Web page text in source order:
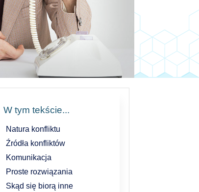
W tym tekście...
Natura konfliktu
Źródła konfliktów
Komunikacja
Proste rozwiązania
Skąd się biorą inne